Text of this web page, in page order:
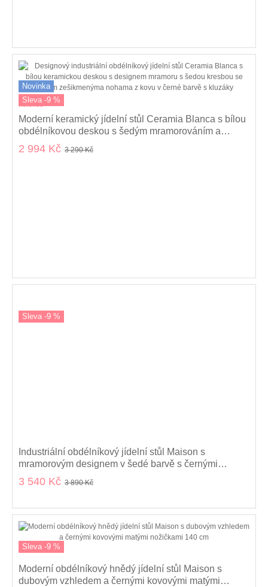
Novinka
Sleva -9 %
kolekce
Moderní keramický jídelní stůl Ceramia Blanca s bílou
obdélníkovou deskou s šedým mramorováním a
černýma nohama 140 cm
2 994 Kč 3 290 Kč
Sleva -9 %
Industriální obdélníkový jídelní stůl Maison s
mramorovým designem v šedé barvě s černými
kovovými nožičkami 140 cm
3 540 Kč 3 890 Kč
Sleva -9 %
Moderní obdélníkový hnědý jídelní stůl Maison s
dubovým vzhledem a černými kovovými matými